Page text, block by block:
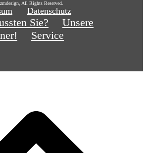
All Rights Reserved.
Datenschutz
Sie?
Unsere
Service